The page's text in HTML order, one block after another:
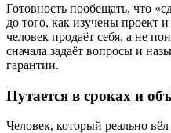
Готовность пообещать, что
до того, как изучены проект
человек продаёт себя, а не
сначала задаёт вопросы и
гарантии.
Путается в сроках и
Человек, который реально